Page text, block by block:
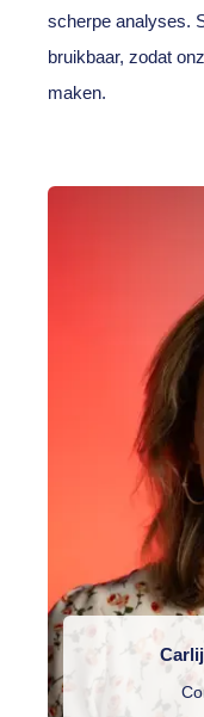
scherpe analyses.
bruikbaar, zodat
maken.